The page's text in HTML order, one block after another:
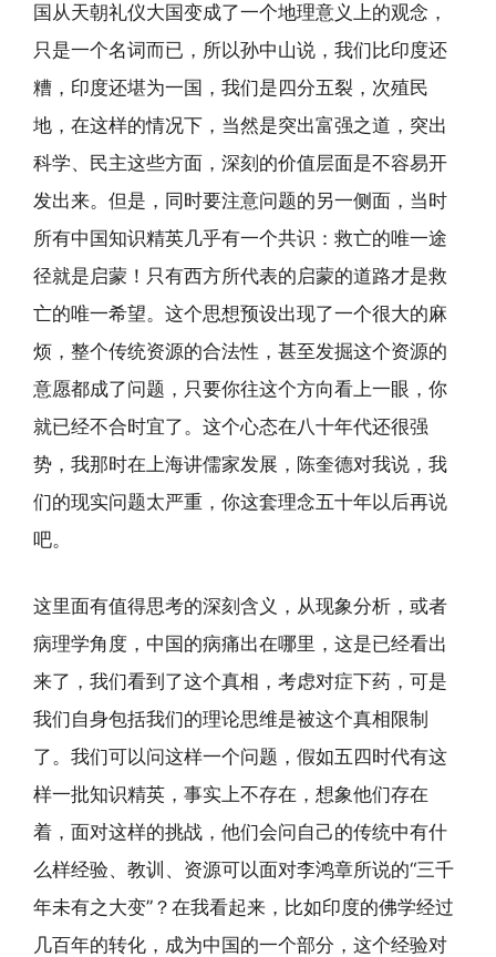
国从天朝礼仪大国变成了一个地理意义上的观念，
只是一个名词而已，所以孙中山说，我们比印度还
糟，印度还堪为一国，我们是四分五裂，次殖民
地，在这样的情况下，当然是突出富强之道，突出
科学、民主这些方面，深刻的价值层面是不容易开
发出来。但是，同时要注意问题的另一侧面，当时
所有中国知识精英几乎有一个共识：救亡的唯一途
径就是启蒙！只有西方所代表的启蒙的道路才是救
亡的唯一希望。这个思想预设出现了一个很大的麻
烦，整个传统资源的合法性，甚至发掘这个资源的
意愿都成了问题，只要你往这个方向看上一眼，你
就已经不合时宜了。这个心态在八十年代还很强
势，我那时在上海讲儒家发展，陈奎德对我说，我
们的现实问题太严重，你这套理念五十年以后再说
吧。
这里面有值得思考的深刻含义，从现象分析，或者
病理学角度，中国的病痛出在哪里，这是已经看出
来了，我们看到了这个真相，考虑对症下药，可是
我们自身包括我们的理论思维是被这个真相限制
了。我们可以问这样一个问题，假如五四时代有这
样一批知识精英，事实上不存在，想象他们存在
着，面对这样的挑战，他们会问自己的传统中有什
么样经验、教训、资源可以面对李鸿章所说的“三千
年未有之大变”？在我看起来，比如印度的佛学经过
几百年的转化，成为中国的一个部分，这个经验对